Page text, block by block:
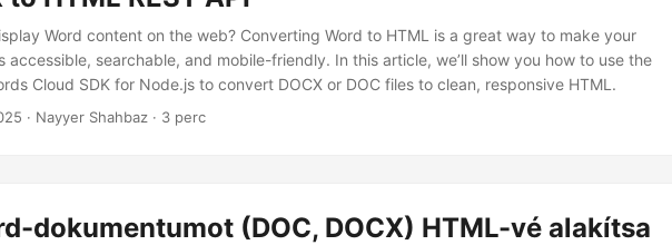
Word content on the web? Converting Word to HTML is a great way to make your
accessible, searchable, and mobile-friendly. In this article, we’ll show you how to use the
Cloud SDK for Node.js to convert DOCX or DOC files to clean, responsive HTML.
· Nayyer Shahbaz · 3 perc
dokumentumot (DOC, DOCX) HTML-vé alakítsa